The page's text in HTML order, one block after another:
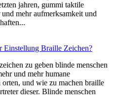
jahren, gummi taktile
mehr aufmerksamkeit und
Einstellung Braille Zeichen?
zu geben blinde menschen
und mehr humane
und wie zu machen braille
dieser. Blinde menschen